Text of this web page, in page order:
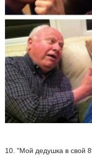
10. "Мой дедушка в свой